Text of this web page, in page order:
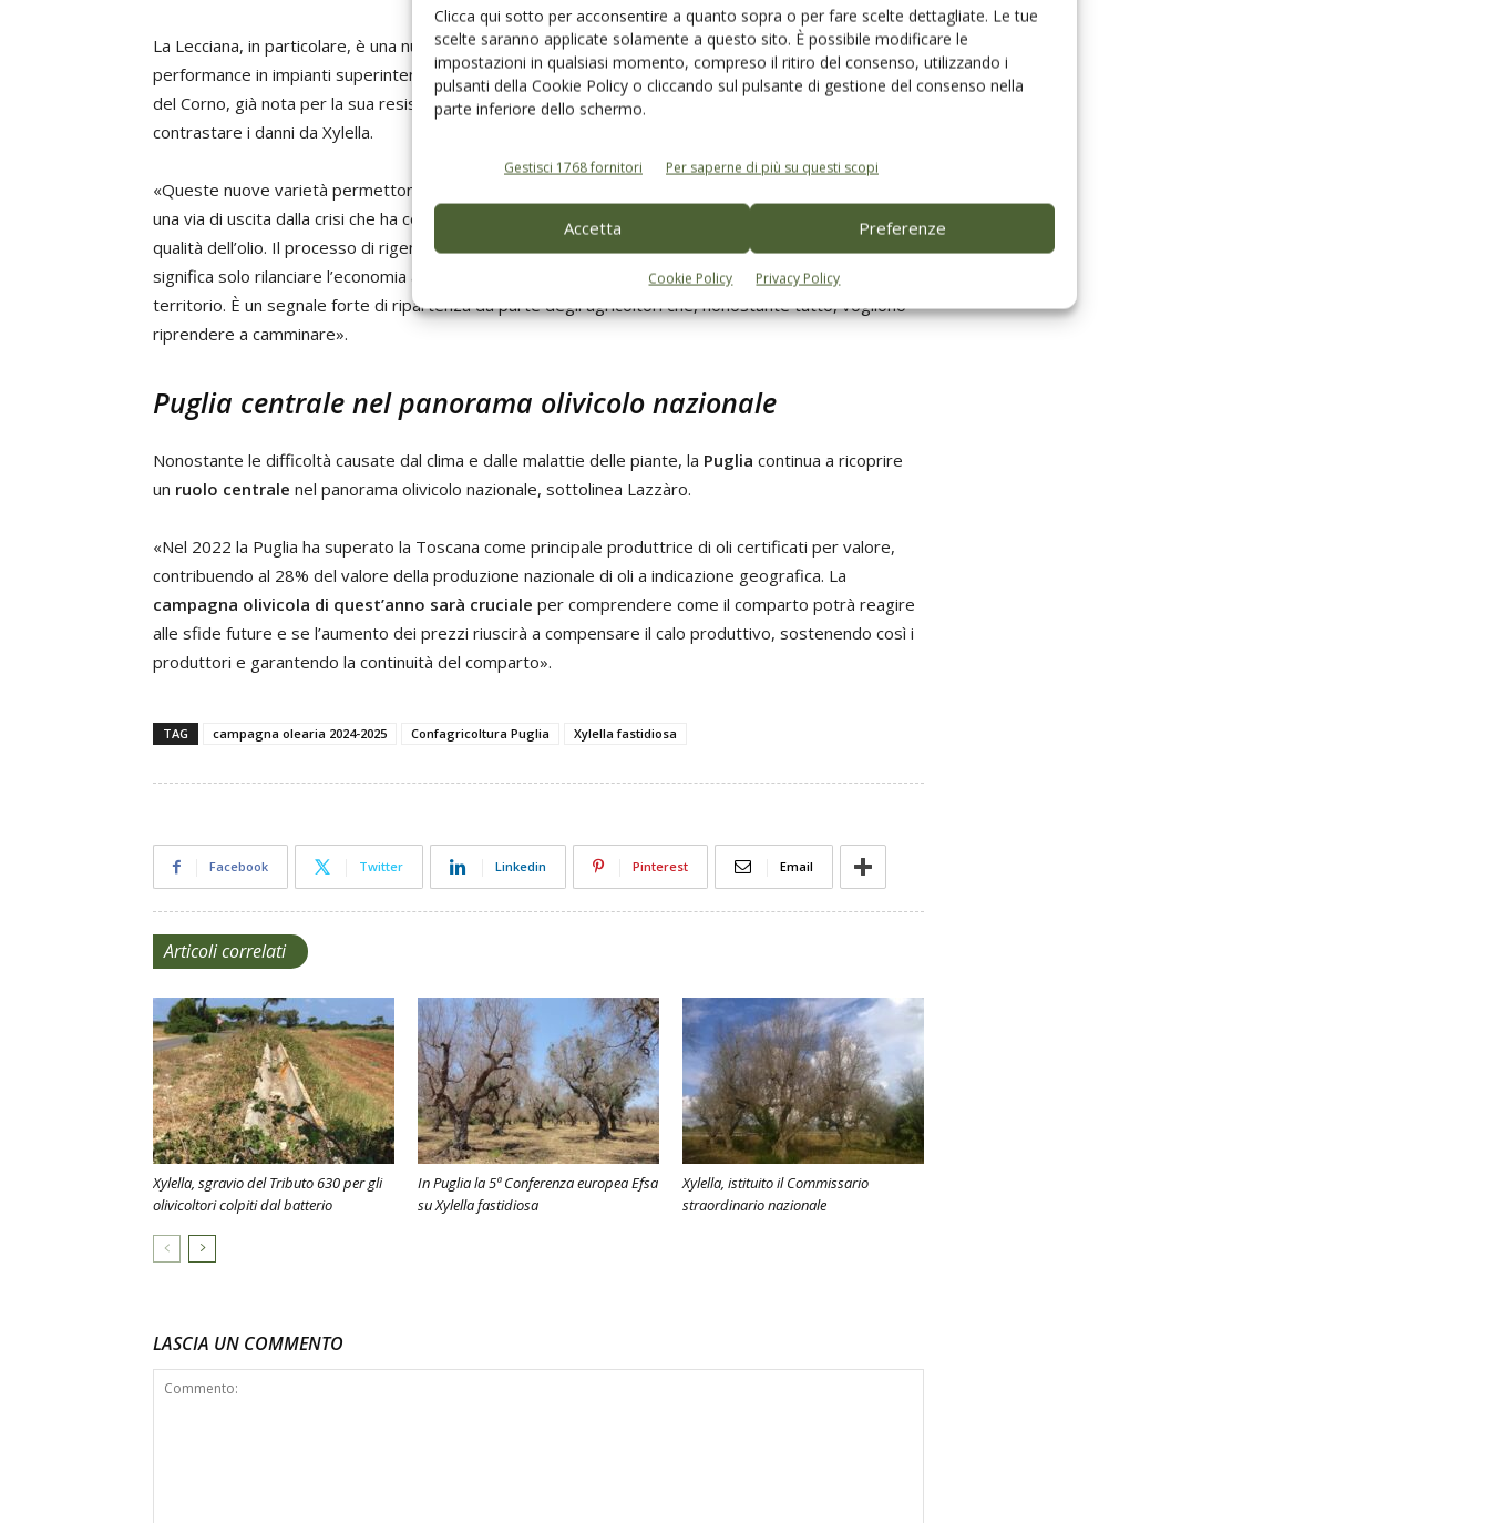
Clicca qui sotto per acconsentire a quanto sopra o per fare scelte dettagliate. Le tue
scelte saranno applicate solamente a questo sito. È possibile modificare le
impostazioni in qualsiasi momento, compreso il ritiro del consenso, utilizzando i
pulsanti della Cookie Policy o cliccando sul pulsante di gestione del consenso nella
parte inferiore dello schermo.
Gestisci 1768 fornitori Per saperne di più su questi scopi
Accetta Preferenze
Cookie Policy Privacy Policy
La Lecciana, in particolare, è una nuova varietà resistente alla Xylella che ha mostrato ottime
performance in impianti superintensivi, offrendo rese elevate e una buona qualità dell'olio. La Leccio
del Corno, già nota per la sua resistenza alle malattie, si conferma un'altra soluzione valida per
contrastare i danni da Xylella.
«Queste nuove varietà permettono agli olivicoltori di
una via di uscita dalla crisi che ha colpito il Salento, mantenendo alti gli standard di produzione e
qualità dell’olio. Il processo di rigenerazione va oltre l’aspetto produttivo. Ripiantare nuovi olivi non
significa solo rilanciare l’economia agricola, ma anche ridare vita al paesaggio e alla cultura del nostro
territorio. È un segnale forte di ripartenza da parte degli agricoltori che, nonostante tutto, vogliono
riprendere a camminare».
Puglia centrale nel panorama olivicolo nazionale
Nonostante le difficoltà causate dal clima e dalle malattie delle piante, la Puglia continua a ricoprire
un ruolo centrale nel panorama olivicolo nazionale, sottolinea Lazzàro.
«Nel 2022 la Puglia ha superato la Toscana come principale produttrice di oli certificati per valore,
contribuendo al 28% del valore della produzione nazionale di oli a indicazione geografica. La
campagna olivicola di quest’anno sarà cruciale per comprendere come il comparto potrà reagire
alle sfide future e se l’aumento dei prezzi riuscirà a compensare il calo produttivo, sostenendo così i
produttori e garantendo la continuità del comparto».
TAG campagna olearia 2024-2025 Confagricoltura Puglia Xylella fastidiosa
Facebook Twitter Linkedin Pinterest Email
Articoli correlati
Xylella, sgravio del Tributo 630 per gli
olivicoltori colpiti dal batterio
In Puglia la 5ª Conferenza europea Efsa
su Xylella fastidiosa
Xylella, istituito il Commissario
straordinario nazionale
LASCIA UN COMMENTO